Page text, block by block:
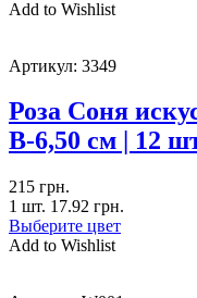
Add to Wishlist
Артикул: 3349
Роза Соня
В-6,50 см | 12
215 грн.
1 шт. 17.92 грн.
Выберите цвет
Add to Wishlist